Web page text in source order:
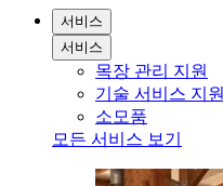
서비스
서비스
목장 관리 지원
기술 서비스 지원
소모품
모든 서비스 보기